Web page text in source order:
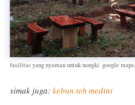
fasilitas yang nyaman untuk nongki. google
simak juga: kebun teh medini